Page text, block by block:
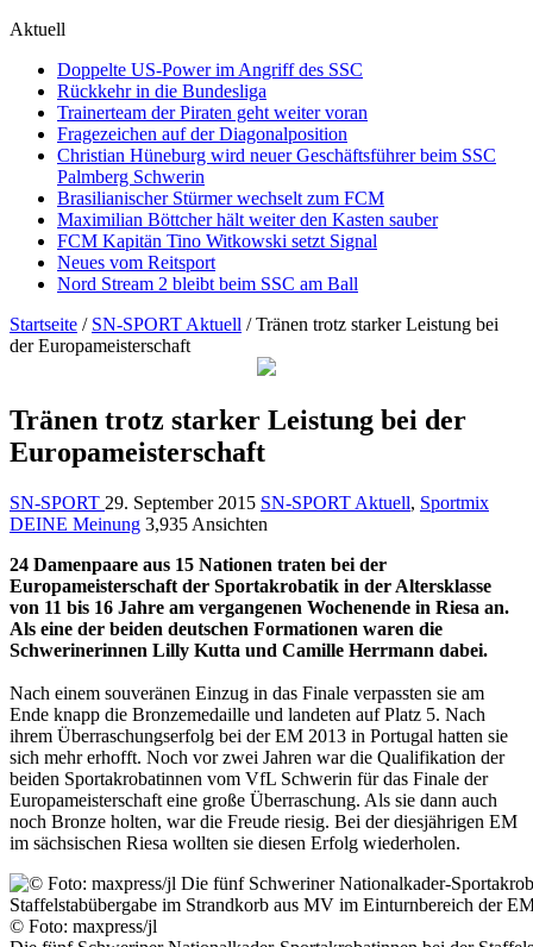
Aktuell
Doppelte US-Power im Angriff des SSC
Rückkehr in die Bundesliga
Trainerteam der Piraten geht weiter voran
Fragezeichen auf der Diagonalposition
Christian Hüneburg wird neuer Geschäftsführer beim SSC
Palmberg Schwerin
Brasilianischer Stürmer wechselt zum FCM
Maximilian Böttcher hält weiter den Kasten sauber
FCM Kapitän Tino Witkowski setzt Signal
Neues vom Reitsport
Nord Stream 2 bleibt beim SSC am Ball
Startseite / SN-SPORT Aktuell / Tränen trotz starker Leistung bei
der Europameisterschaft
Tränen trotz starker Leistung bei der
Europameisterschaft
SN-SPORT 29. September 2015 SN-SPORT Aktuell, Sportmix
DEINE Meinung 3,935 Ansichten
24 Damenpaare aus 15 Nationen traten bei der
Europameisterschaft der Sportakrobatik in der Altersklasse
von 11 bis 16 Jahre am vergangenen Wochenende in Riesa an.
Als eine der beiden deutschen Formationen waren die
Schwerinerinnen Lilly Kutta und Camille Herrmann dabei.
Nach einem souveränen Einzug in das Finale verpassten sie am
Ende knapp die Bronzemedaille und landeten auf Platz 5. Nach
ihrem Überraschungserfolg bei der EM 2013 in Portugal hatten sie
sich mehr erhofft. Noch vor zwei Jahren war die Qualifikation der
beiden Sportakrobatinnen vom VfL Schwerin für das Finale der
Europameisterschaft eine große Überraschung. Als sie dann auch
noch Bronze holten, war die Freude riesig. Bei der diesjährigen EM
im sächsischen Riesa wollten sie diesen Erfolg wiederholen.
© Foto: maxpress/jl